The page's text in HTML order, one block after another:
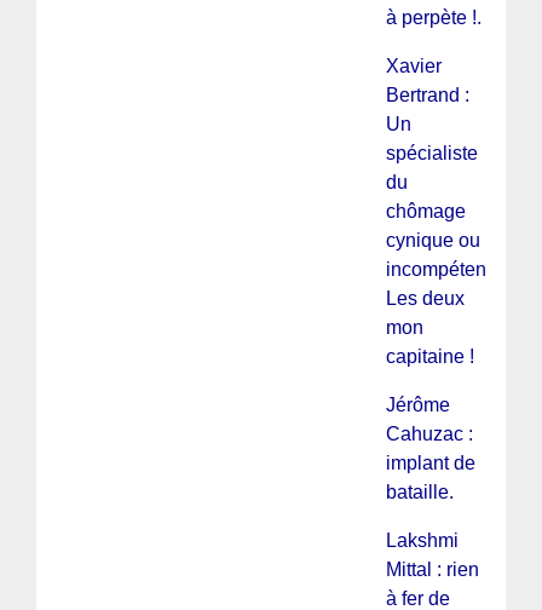
à perpète !.
Xavier
Bertrand :
Un
spécialiste
du
chômage
cynique ou
incompétent ?
Les deux
mon
capitaine !
Jérôme
Cahuzac :
implant de
bataille.
Lakshmi
Mittal : rien
à fer de